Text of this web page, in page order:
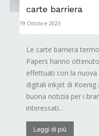
carte barriera
19 Ottobre 2023
Le carte barriera
Papers hanno
effettuati con la
digitali inkjet di
buona notizia per i
interessati...
Leggi di più